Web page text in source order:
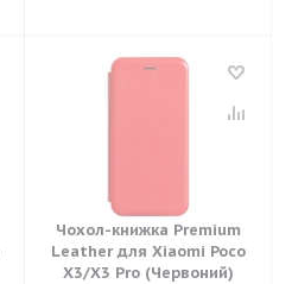
Чохол-книжка Premium
Leather для Xiaomi Poco
X3/X3 Pro (Червоний)